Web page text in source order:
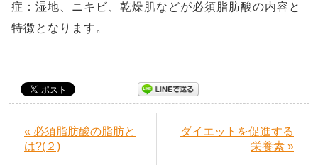
症：湿地、ニキビ、乾燥肌などが必須脂肪酸の内容と
特徴となります。
« 必須脂肪酸の脂肪と
は?(２)
ダイエットを促進する
栄養素 »